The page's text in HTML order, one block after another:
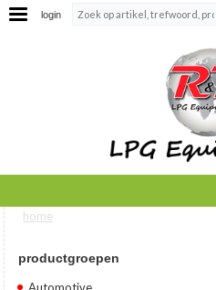
login
U bent hier
home
productgroepen
Automotive